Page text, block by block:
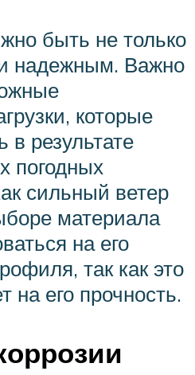
быть не только
надежным. Важно
которые
в результате
погодных
сильный ветер
материала
на его
так как это
на его прочность.